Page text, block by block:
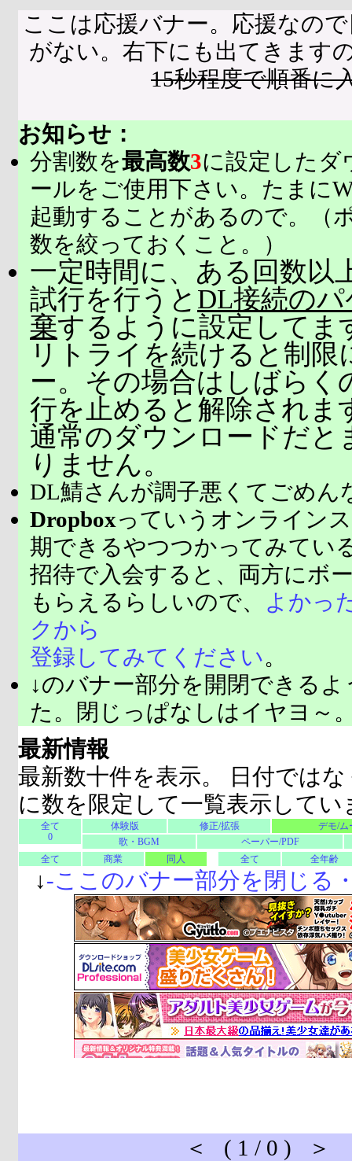
ここは応援バナー。応援なの
がない。右下にも出てきます
15秒程度で順番に
お知らせ：
分割数を最高数3に設定したダ
ールをご使用下さい。たまに
起動することがあるので。（
数を絞っておくこと。）
一定時間に、ある回数以
試行を行うと DL接続の
棄するように設定してま
リトライを続けると制限
ー。その場合はしばらく
行を止めると解除されま
通常のダウンロードだと
りません。
DL鯖さんが調子悪くてごめん
Dropboxっていうオンライン
期できるやつつかってみてい
招待で入会すると、両方にボ
もらえるらしいので、
よかっ
クから
登録してみてください。
↓のバナー部分を開閉できる
た。閉じっぱなしはイヤヨ～
最新情報
最新数十件を表示。 日付では
に数を限定して一覧表示してい
全て
0
体験版 修正/拡張
デモ/ム
歌・BGM
ペーパー/PDF
全て
商業 同人 全て 全年齢
↓-ここのバナー部分を閉じる
＜ ( 1 / 0 ) ＞